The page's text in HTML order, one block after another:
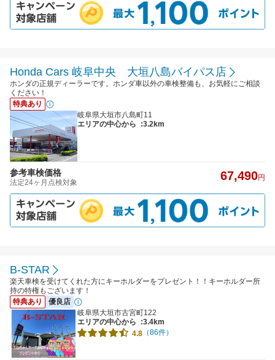
Honda Cars 岐阜中央 大垣八島バイパス店
ホンダの正規ディーラーです。ホンダ車以外の車検整備も、お気軽にご相談
ください！
特典あり
岐阜県大垣市八島町11
エリアの中心から
:3.2km
参考車検価格
法定24ヶ月点検対象 67,490円
B-STAR
楽天車検を受けてくれた方にキーホルダーをプレゼント！！キーホルダー所
持の特権もございます！
特典あり
優良店
岐阜県大垣市古宮町122
エリアの中心から
:3.4km
4.8 （86件）